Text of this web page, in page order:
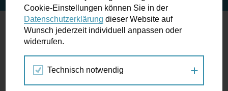
Wunschbox
der Ampel ...
04.
NOV
2016
Cookie-Einstellungen können Sie in der
Datenschutzerklärung dieser Website auf
Wunsch jederzeit individuell anpassen oder
widerrufen.
Technisch notwendig